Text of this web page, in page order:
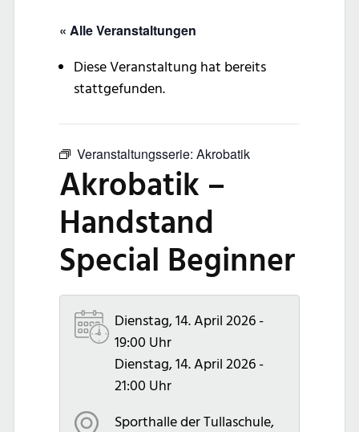
« Alle Veranstaltungen
Diese Veranstaltung hat bereits
stattgefunden.
Veranstaltungsserie: Akrobatik
Akrobatik –
Handstand
Special Beginner
Dienstag, 14. April 2026 -
19:00 Uhr
Dienstag, 14. April 2026 -
21:00 Uhr
Sporthalle der Tullaschule,